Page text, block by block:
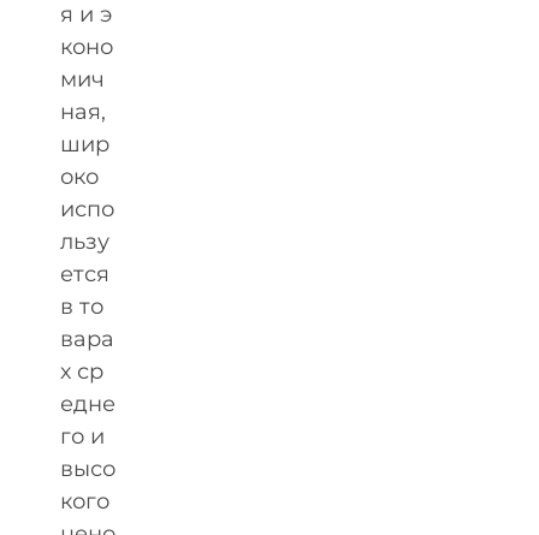
я и э
коно
мич
ная,
шир
око
испо
льзу
ется
в то
вара
х ср
едне
го и
высо
кого